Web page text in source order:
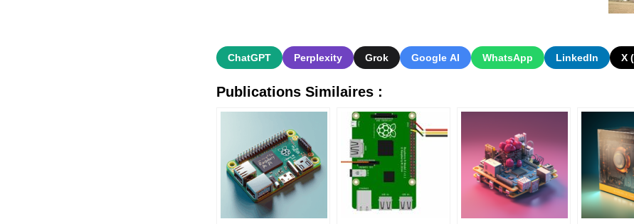
ChatGPT Perplexity Grok Google AI WhatsApp LinkedIn X
Publications Similaires :